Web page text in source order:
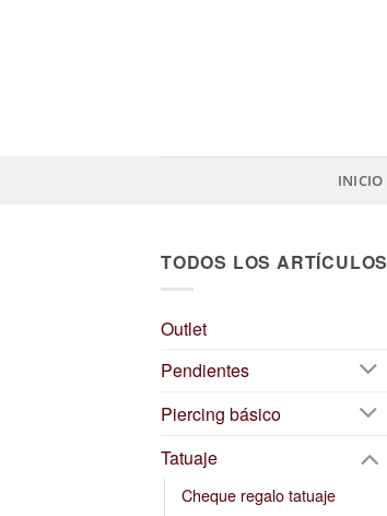
INICIO
TODOS LOS ARTÍCULOS
Outlet
Pendientes
Piercing básico
Tatuaje
Cheque regalo tatuaje